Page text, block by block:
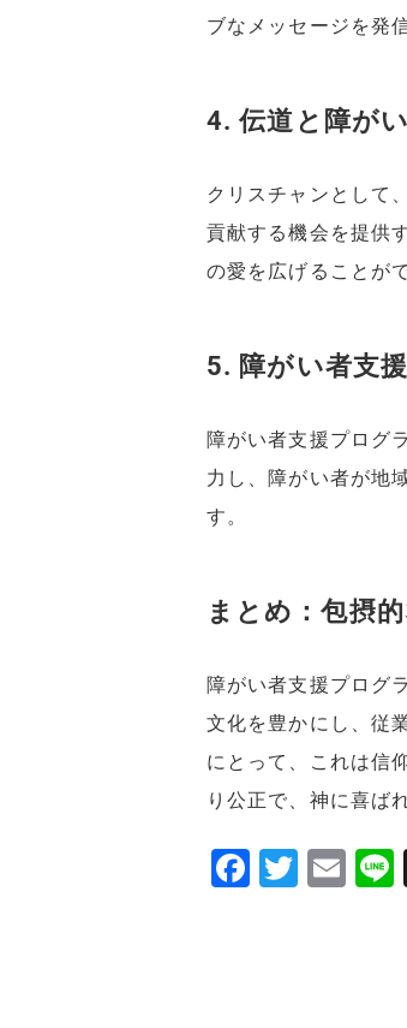
ブなメッセージを発
4. 伝道と障が
クリスチャンとして
貢献する機会を提供
の愛を広げることが
5. 障がい者支
障がい者支援プログ
力し、障がい者が地
す。
まとめ：包摂
障がい者支援プログ
文化を豊かにし、従
にとって、これは信
り公正で、神に喜ば
F
T
E